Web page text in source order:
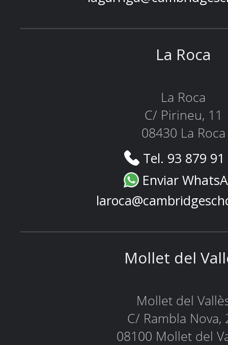
La Roca
La Roca
C/ Pirineu, 11
08430 La Roca
Tel. 93 879
Enviar
Mollet del
Mollet del
C/ Rambla Nova,
08100 Mollet del